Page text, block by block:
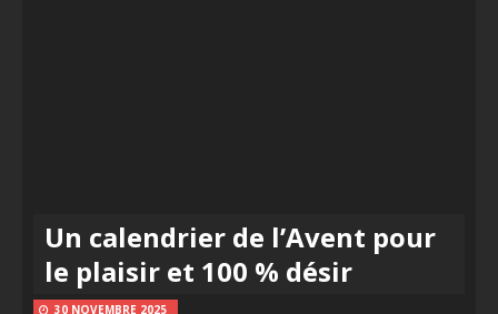
Un calendrier de l’Avent pour
le plaisir et 100 % désir
30 NOVEMBRE 2025